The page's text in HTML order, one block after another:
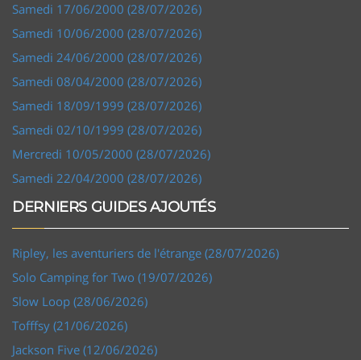
Samedi 17/06/2000 (28/07/2026)
Samedi 10/06/2000 (28/07/2026)
Samedi 24/06/2000 (28/07/2026)
Samedi 08/04/2000 (28/07/2026)
Samedi 18/09/1999 (28/07/2026)
Samedi 02/10/1999 (28/07/2026)
Mercredi 10/05/2000 (28/07/2026)
Samedi 22/04/2000 (28/07/2026)
DERNIERS GUIDES AJOUTÉS
Ripley, les aventuriers de l'étrange (28/07/2026)
Solo Camping for Two (19/07/2026)
Slow Loop (28/06/2026)
Tofffsy (21/06/2026)
Jackson Five (12/06/2026)